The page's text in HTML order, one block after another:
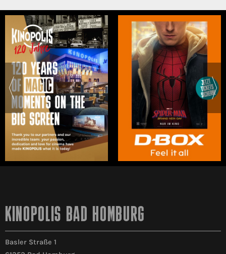
KINOPOLIS BAD HOMBURG
Basler Straße 1